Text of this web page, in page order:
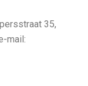
35,
mail: